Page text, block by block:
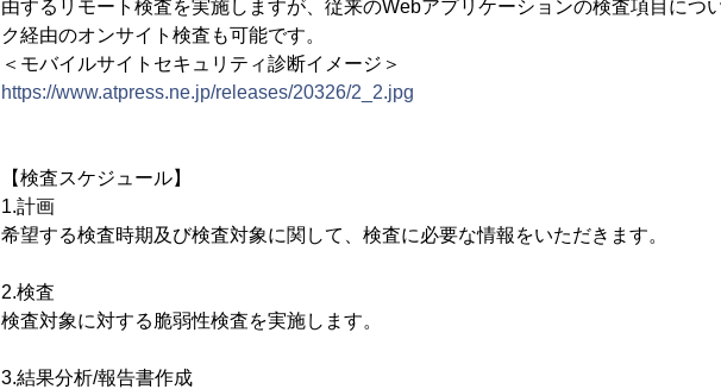
由するリモート検査を実施しますが、従来のWebアプリケーションの検査項目につ
ク経由のオンサイト検査も可能です。
＜モバイルサイトセキュリティ診断イメージ＞
https://www.atpress.ne.jp/releases/20326/2_2.jpg
【検査スケジュール】
1.計画
希望する検査時期及び検査対象に関して、検査に必要な情報をいただきます。
2.検査
検査対象に対する脆弱性検査を実施します。
3.結果分析/報告書作成